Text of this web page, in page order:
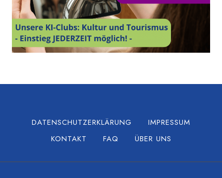
DATENSCHUTZERKLÄRUNG
IMPRESSUM
KONTAKT
FAQ ÜBER UNS